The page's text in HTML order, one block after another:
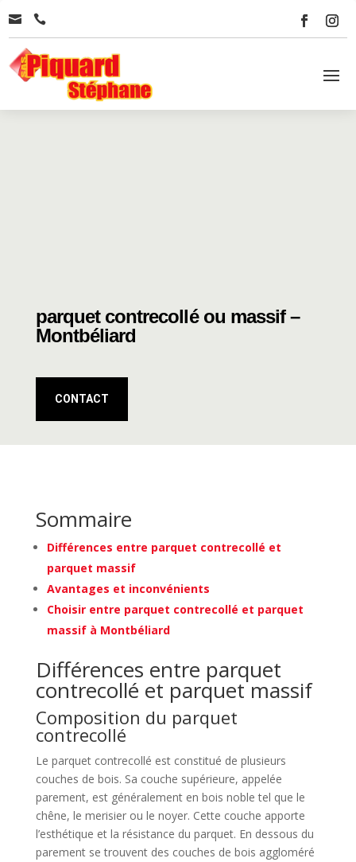
 
parquet contrecollé ou massif –
Montbéliard
CONTACT
Sommaire
Différences entre parquet contrecollé et
parquet massif
Avantages et inconvénients
Choisir entre parquet contrecollé et parquet
massif à Montbéliard
Différences entre parquet
contrecollé et parquet massif
Composition du parquet
contrecollé
Le parquet contrecollé est constitué de plusieurs
couches de bois. Sa couche supérieure, appelée
parement, est généralement en bois noble tel que le
chêne, le merisier ou le noyer. Cette couche apporte
l’esthétique et la résistance du parquet. En dessous du
parement se trouvent des couches de bois aggloméré